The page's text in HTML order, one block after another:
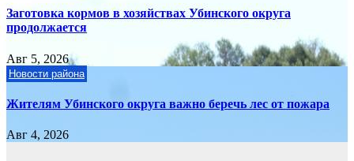
Заготовка кормов в хозяйствах Убинского округа
продолжается
Авг 5, 2026
Новости района
Жителям Убинского округа важно беречь лес от пожара
Авг 4, 2026